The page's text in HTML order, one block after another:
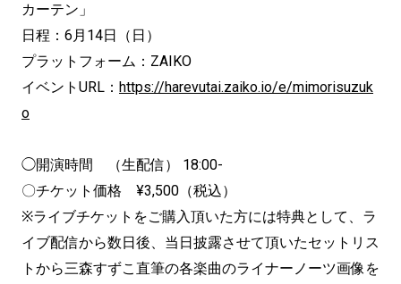
カーテン」
日程：6月14日（日）
プラットフォーム：ZAIKO
イベントURL： https://harevutai.zaiko.io/e/mimorisuzuk
o
◯開演時間 （生配信） 18:00-
〇チケット価格 ¥3,500（税込）
※ライブチケットをご購入頂いた方には特典として、ラ
イブ配信から数日後、当日披露させて頂いたセットリス
トから三森すずこ直筆の各楽曲のライナーノーツ画像を